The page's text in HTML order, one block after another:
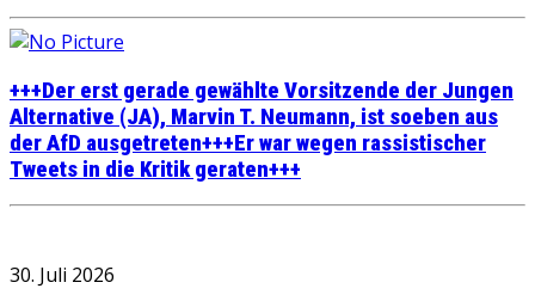
+++Der erst gerade gewählte Vorsitzende der Jungen
Alternative (JA), Marvin T. Neumann, ist soeben aus
der AfD ausgetreten+++Er war wegen rassistischer
Tweets in die Kritik geraten+++
30. Juli 2026